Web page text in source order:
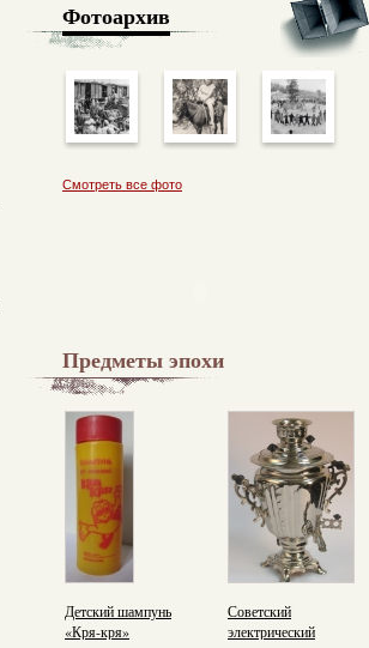
Фотоархив
Смотреть все фото
Предметы эпохи
Детский шампунь
«Кря-кря»
Советский
электрический